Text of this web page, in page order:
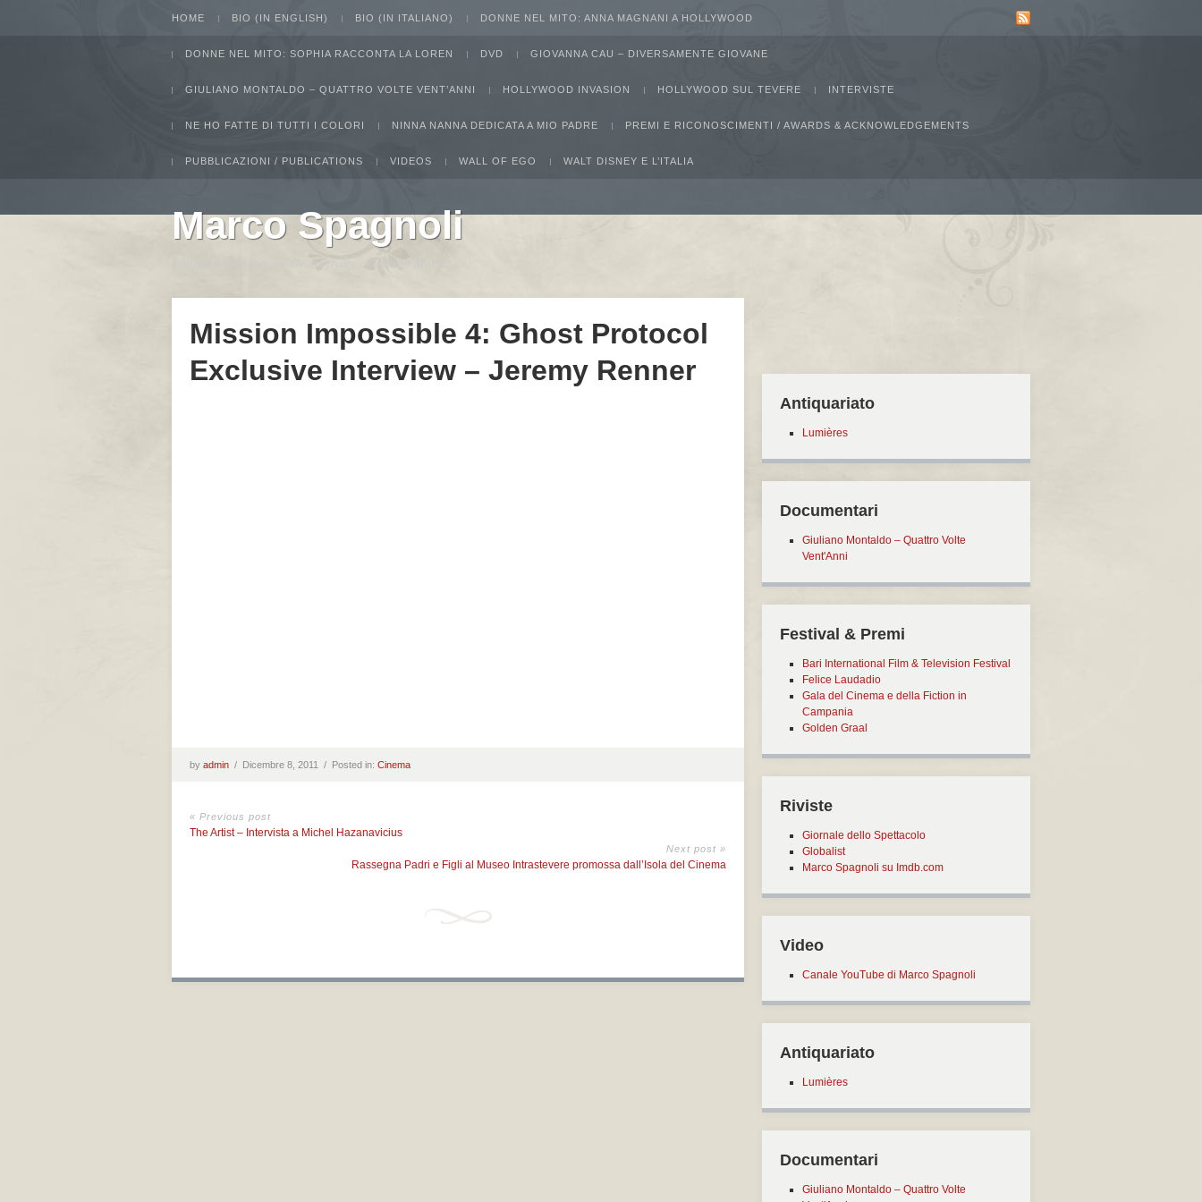
HOME BIO (IN ENGLISH) BIO (IN ITALIANO) DONNE NEL MITO: ANNA MAGNANI A HOLLYWOOD
DONNE NEL MITO: SOPHIA RACCONTA LA LOREN DVD GIOVANNA CAU – DIVERSAMENTE GIOVANE
GIULIANO MONTALDO – QUATTRO VOLTE VENT’ANNI HOLLYWOOD INVASION HOLLYWOOD SUL TEVERE INTERVISTE
NE HO FATTE DI TUTTI I COLORI NINNA NANNA DEDICATA A MIO PADRE PREMI E RICONOSCIMENTI / AWARDS & ACKNOWLEDGEMENTS
PUBBLICAZIONI / PUBLICATIONS VIDEOS WALL OF EGO WALT DISNEY E L’ITALIA
Marco Spagnoli
Mission Impossible 4: Ghost Protocol
Exclusive Interview – Jeremy Renner
by admin / Dicembre 8, 2011 / Posted in: Cinema
« Previous post
The Artist – Intervista a Michel Hazanavicius
Next post »
Rassegna Padri e Figli al Museo Intrastevere promossa dall’Isola del Cinema
Antiquariato
Lumières
Documentari
Giuliano Montaldo – Quattro Volte
Vent'Anni
Festival & Premi
Bari International Film & Television Festival
Felice Laudadio
Gala del Cinema e della Fiction in
Campania
Golden Graal
Riviste
Giornale dello Spettacolo
Globalist
Marco Spagnoli su Imdb.com
Video
Canale YouTube di Marco Spagnoli
Antiquariato
Lumières
Documentari
Giuliano Montaldo – Quattro Volte